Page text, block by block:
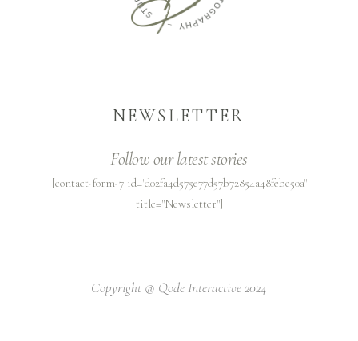
NEWSLETTER
Follow our latest stories
[contact-form-7 id="d02fa4d575e77d57b72854a48febc50a"
title="Newsletter"]
Copyright @ Qode Interactive 2024